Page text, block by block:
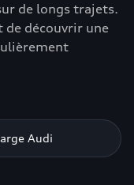
de longs trajets.
de découvrir une
Audi